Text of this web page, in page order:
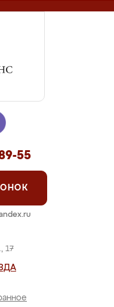
17
55